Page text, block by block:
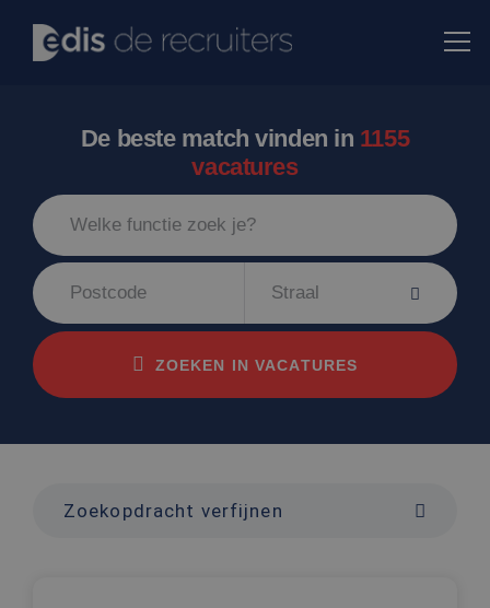
De beste match vinden in 1155
vacatures
Straal
ZOEKEN IN VACATURES
Zoekopdracht verfijnen